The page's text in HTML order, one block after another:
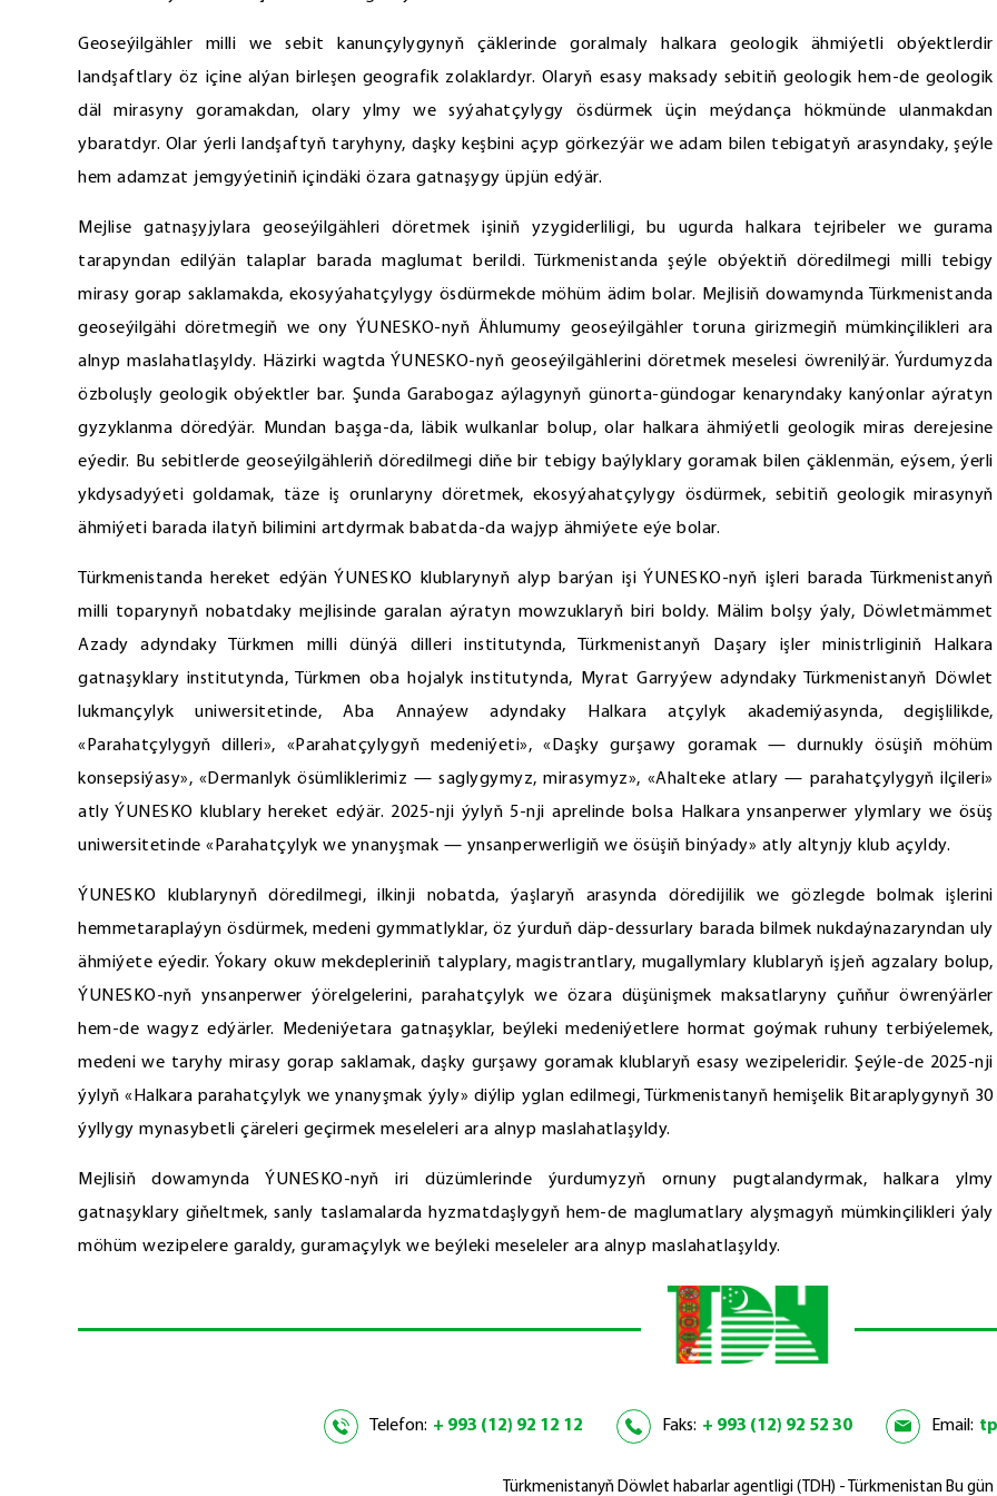
Geoseýilgähler milli we sebit kanunçylygynyň çäklerinde goralmaly halkara geologik ähmiýetli obýektlerdir
landşaftlary öz içine alýan birleşen geografik zolaklardyr. Olaryň esasy maksady sebitiň geologik hem-de geologik
däl mirasyny goramakdan, olary ylmy we syýahatçylygy ösdürmek üçin meýdança hökmünde ulanmakdan
ybaratdyr. Olar ýerli landşaftyň taryhyny, daşky keşbini açyp görkezýär we adam bilen tebigatyň arasyndaky, şeýle
hem adamzat jemgyýetiniň içindäki özara gatnaşygy üpjün edýär.
Mejlise gatnaşyjylara geoseýilgähleri döretmek işiniň yzygiderliligi, bu ugurda halkara tejribeler we gurama
tarapyndan edilýän talaplar barada maglumat berildi. Türkmenistanda şeýle obýektiň döredilmegi milli tebigy
mirasy gorap saklamakda, ekosyýahatçylygy ösdürmekde möhüm ädim bolar. Mejlisiň dowamynda Türkmenistanda
geoseýilgähi döretmegiň we ony ÝUNESKO-nyň Ählumumy geoseýilgähler toruna girizmegiň mümkinçilikleri ara
alnyp maslahatlaşyldy. Häzirki wagtda ÝUNESKO-nyň geoseýilgählerini döretmek meselesi öwrenilýär. Ýurdumyzda
özboluşly geologik obýektler bar. Şunda Garabogaz aýlagynyň günorta-gündogar kenaryndaky kanýonlar aýratyn
gyzyklanma döredýär. Mundan başga-da, läbik wulkanlar bolup, olar halkara ähmiýetli geologik miras derejesine
eýedir. Bu sebitlerde geoseýilgähleriň döredilmegi diňe bir tebigy baýlyklary goramak bilen çäklenmän, eýsem, ýerli
ykdysadyýeti goldamak, täze iş orunlaryny döretmek, ekosyýahatçylygy ösdürmek, sebitiň geologik mirasynyň
ähmiýeti barada ilatyň bilimini artdyrmak babatda-da wajyp ähmiýete eýe bolar.
Türkmenistanda hereket edýän ÝUNESKO klublarynyň alyp barýan işi ÝUNESKO-nyň işleri barada Türkmenistanyň
milli toparynyň nobatdaky mejlisinde garalan aýratyn mowzuklaryň biri boldy. Mälim bolşy ýaly, Döwletmämmet
Azady adyndaky Türkmen milli dünýä dilleri institutynda, Türkmenistanyň Daşary işler ministrliginiň Halkara
gatnaşyklary institutynda, Türkmen oba hojalyk institutynda, Myrat Garryýew adyndaky Türkmenistanyň Döwlet
lukmançylyk uniwersitetinde, Aba Annaýew adyndaky Halkara atçylyk akademiýasynda, degişlilikde,
«Parahatçylygyň dilleri», «Parahatçylygyň medeniýeti», «Daşky gurşawy goramak — durnukly ösüşiň möhüm
konsepsiýasy», «Dermanlyk ösümliklerimiz — saglygymyz, mirasymyz», «Ahalteke atlary — parahatçylygyň ilçileri»
atly ÝUNESKO klublary hereket edýär. 2025-nji ýylyň 5-nji aprelinde bolsa Halkara ynsanperwer ylymlary we ösüş
uniwersitetinde «Parahatçylyk we ynanyşmak — ynsanperwerligiň we ösüşiň binýady» atly altynjy klub açyldy.
ÝUNESKO klublarynyň döredilmegi, ilkinji nobatda, ýaşlaryň arasynda döredijilik we gözlegde bolmak işlerini
hemmetaraplaýyn ösdürmek, medeni gymmatlyklar, öz ýurduň däp-dessurlary barada bilmek nukdaýnazaryndan uly
ähmiýete eýedir. Ýokary okuw mekdepleriniň talyplary, magistrantlary, mugallymlary klublaryň işjeň agzalary bolup,
ÝUNESKO-nyň ynsanperwer ýörelgelerini, parahatçylyk we özara düşünişmek maksatlaryny çuňňur öwrenýärler
hem-de wagyz edýärler. Medeniýetara gatnaşyklar, beýleki medeniýetlere hormat goýmak ruhuny terbiýelemek,
medeni we taryhy mirasy gorap saklamak, daşky gurşawy goramak klublaryň esasy wezipeleridir. Şeýle-de 2025-nji
ýylyň «Halkara parahatçylyk we ynanyşmak ýyly» diýlip yglan edilmegi, Türkmenistanyň hemişelik Bitaraplygynyň 30
ýyllygy mynasybetli çäreleri geçirmek meseleleri ara alnyp maslahatlaşyldy.
Mejlisiň dowamynda ÝUNESKO-nyň iri düzümlerinde ýurdumyzyň ornuny pugtalandyrmak, halkara ylmy
gatnaşyklary giňeltmek, sanly taslamalarda hyzmatdaşlygyň hem-de maglumatlary alyşmagyň mümkinçilikleri ýaly
möhüm wezipelere garaldy, guramaçylyk we beýleki meseleler ara alnyp maslahatlaşyldy.
Telefon: + 993 (12) 92 12 12 Faks: + 993 (12) 92 52 30 Email:
Türkmenistanyň Döwlet habarlar agentligi (TDH) - Türkmenistan Bu gün